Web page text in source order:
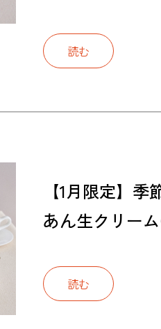
読む
【1月限定】
あん生クリー
読む